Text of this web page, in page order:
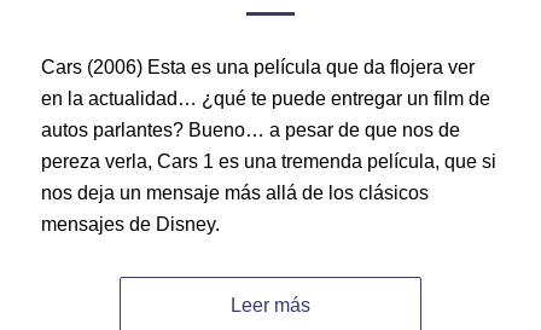
Cars (2006) Esta es una película que da flojera ver
en la actualidad… ¿qué te puede entregar un film de
autos parlantes? Bueno… a pesar de que nos de
pereza verla, Cars 1 es una tremenda película, que si
nos deja un mensaje más allá de los clásicos
mensajes de Disney.
Leer más